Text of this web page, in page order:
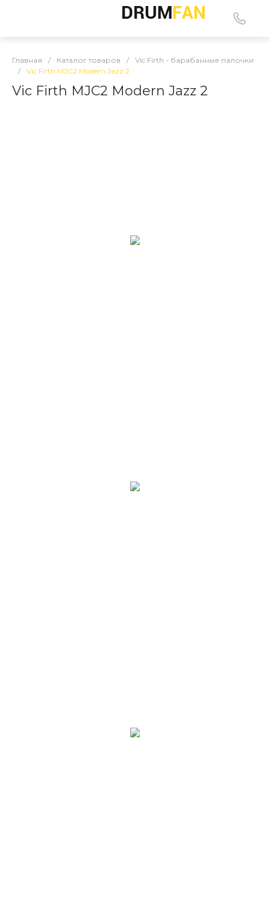
Главная / Каталог товаров /
Vic Firth - барабанные палочки
/
Vic Firth MJC2 Modern Jazz 2
Vic Firth MJC2 Modern Jazz 2